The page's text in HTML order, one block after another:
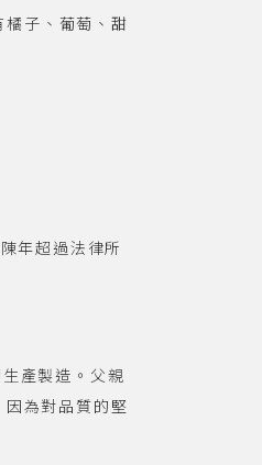
子、葡萄、甜
年超過法律所
產製造。父親
為對品質的堅